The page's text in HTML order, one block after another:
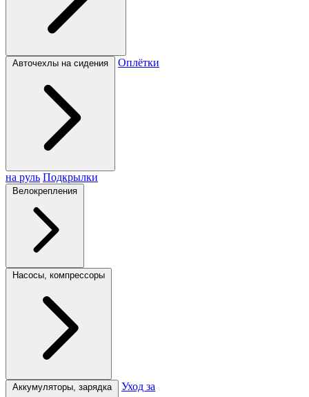
Авточехлы на сидения Оплётки
на руль Подкрылки
Велокрепления
Насосы, компрессоры
Аккумуляторы, зарядка Уход за